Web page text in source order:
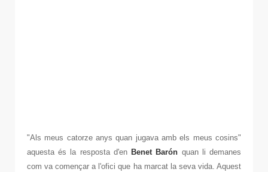
"Als meus catorze anys quan jugava amb els meus cosins"
aquesta és la resposta d'en Benet Barón quan li demanes
com va començar a l'ofici que ha marcat la seva vida. Aquest